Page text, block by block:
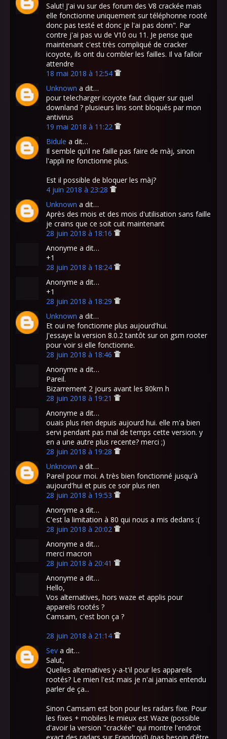
Salut! J'ai vu sur des forum des V8 crackée mais
elle fonctionne uniquement sur téléphonne rooté
donc pas testé et donc je l'ai pas donn". Par
contre j'ai pas vu de V10 ou 11. Je pense que
maintenant c'est très compliqué de cracker
icoyote, ils ont du combler les failles. Il va falloir
attendre
18 mai 2018 à 12:54
Unknown a dit…
pour telecharger icoyote faut cliquer sur quel
downland ? plusieurs lins sont bloqués par mon
antivirus
19 mai 2018 à 11:22
Bidule a dit…
Il semble qu'il ne faille pas faire de màj, sinon
l'appli ne fonctionne plus.
Est il possible de bloquer les màj?
4 juin 2018 à 23:28
Unknown a dit…
Après des mois et des mois d'utilisation sans faille
je crains que ce soit cuit maintenant
28 juin 2018 à 18:16
Anonyme a dit…
+1
28 juin 2018 à 18:24
Anonyme a dit…
+1
28 juin 2018 à 18:29
Unknown a dit…
Et oui ne fonctionne plus aujourd'hui.
J'essaye la version 8.0.2 tantôt sur on gsm rooter
pour voir si elle fonctionne.
28 juin 2018 à 18:46
Anonyme a dit…
Pareil.
Bizarrement 2 jours avant les 80km h
28 juin 2018 à 19:21
Anonyme a dit…
ouais plus rien depuis aujourd hui. elle m'a bien
servi pendant pas mal de temps cette version. y
en a une autre plus recente? merci ;)
28 juin 2018 à 19:28
Unknown a dit…
Pareil pour moi. A très bien fonctionné jusqu'à
aujourd'hui et puis ce soir plus rien
28 juin 2018 à 19:53
Anonyme a dit…
C'est la limitation à 80 qui nous a mis dedans :(
28 juin 2018 à 20:02
Anonyme a dit…
merci macron
28 juin 2018 à 20:41
Anonyme a dit…
Hello,
Vos alternatives, hors waze et applis pour
appareils rootés ?
Camsam, c'est bon ça ?
28 juin 2018 à 21:14
Sev a dit…
Salut,
Quelles alternatives y-a-t'il pour les appareils
rootés? Le mien l'est mais je n'ai jamais entendu
parler de ça...
Sinon Camsam est bon pour les radars fixe. Pour
les fixes + mobiles le mieux est Waze (possible
d'avoir la version "crackée" qui montre l'endroit